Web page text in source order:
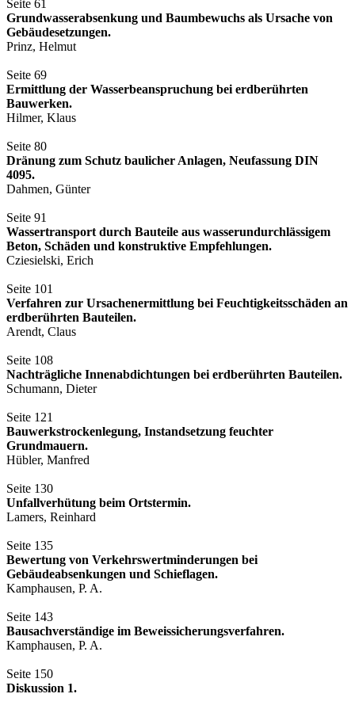
Seite 61
Grundwasserabsenkung und Baumbewuchs als Ursache von
Gebäudesetzungen.
Prinz, Helmut
Seite 69
Ermittlung der Wasserbeanspruchung bei erdberührten
Bauwerken.
Hilmer, Klaus
Seite 80
Dränung zum Schutz baulicher Anlagen, Neufassung DIN
4095.
Dahmen, Günter
Seite 91
Wassertransport durch Bauteile aus wasserundurchlässigem
Beton, Schäden und konstruktive Empfehlungen.
Cziesielski, Erich
Seite 101
Verfahren zur Ursachenermittlung bei Feuchtigkeitsschäden an
erdberührten Bauteilen.
Arendt, Claus
Seite 108
Nachträgliche Innenabdichtungen bei erdberührten Bauteilen.
Schumann, Dieter
Seite 121
Bauwerkstrockenlegung, Instandsetzung feuchter
Grundmauern.
Hübler, Manfred
Seite 130
Unfallverhütung beim Ortstermin.
Lamers, Reinhard
Seite 135
Bewertung von Verkehrswertminderungen bei
Gebäudeabsenkungen und Schieflagen.
Kamphausen, P. A.
Seite 143
Bausachverständige im Beweissicherungsverfahren.
Kamphausen, P. A.
Seite 150
Diskussion 1.